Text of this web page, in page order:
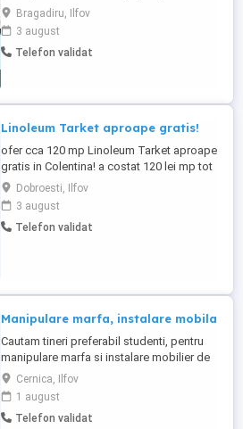
Ride Sharing, cu mașina hibrid. Siguranță
și încredere Experiență și seriozitate
Program stabil, adaptat nevoilor familiei
Pentru detalii și rezervări, mă puteți
Bragadiru, Ilfov
3 august
Telefon validat
Linoleum Tarket aproape gratis!
ofer cca 120 mp Linoleum Tarket aproape
gratis in Colentina! a costat 120 lei mp tot
ce trebuie facut este sa se curete betonul
pe care a fost lipit la schimb, cu peria de
sarma , spaclul, matura, etc. si tras glet pe
rigips cca 150 mp. plus lavabila. Dureaza
Dobroesti, Ilfov
3 august
Telefon validat
Manipulare marfa, instalare mobila
Cautam tineri preferabil studenti, pentru
manipulare marfa si instalare mobilier de
prezentare, dispusi sa calatoreasca la
nivel national. Program flexibil,
renumeratie sigura! Pachet salarial este
foarte bun. Sunati'ne pentru detalii.
Cernica, Ilfov
1 august
Telefon validat